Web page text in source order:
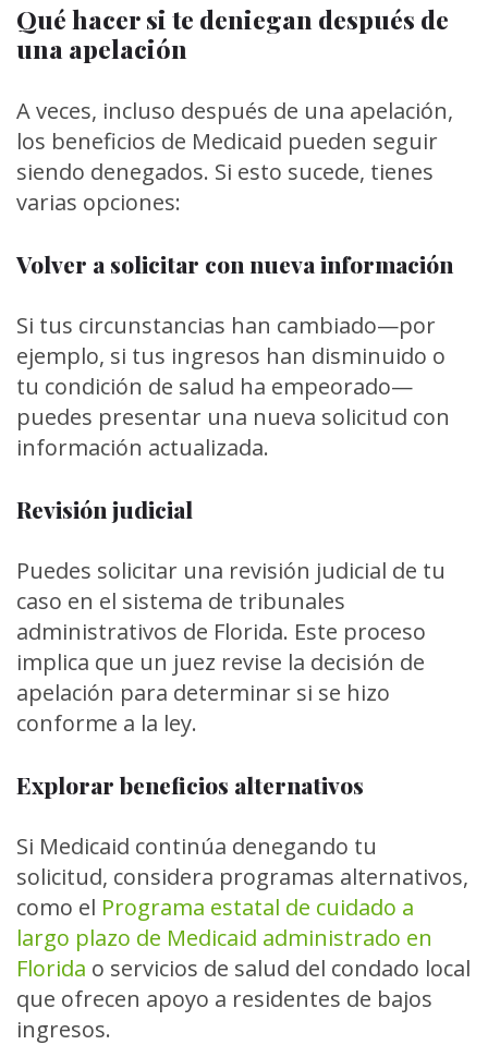
Qué hacer si te deniegan después de
una apelación
A veces, incluso después de una apelación,
los beneficios de Medicaid pueden seguir
siendo denegados. Si esto sucede, tienes
varias opciones:
Volver a solicitar con nueva información
Si tus circunstancias han cambiado—por
ejemplo, si tus ingresos han disminuido o
tu condición de salud ha empeorado—
puedes presentar una nueva solicitud con
información actualizada.
Revisión judicial
Puedes solicitar una revisión judicial de tu
caso en el sistema de tribunales
administrativos de Florida. Este proceso
implica que un juez revise la decisión de
apelación para determinar si se hizo
conforme a la ley.
Explorar beneficios alternativos
Si Medicaid continúa denegando tu
solicitud, considera programas alternativos,
como el Programa estatal de cuidado a
largo plazo de Medicaid administrado en
Florida o servicios de salud del condado local
que ofrecen apoyo a residentes de bajos
ingresos.